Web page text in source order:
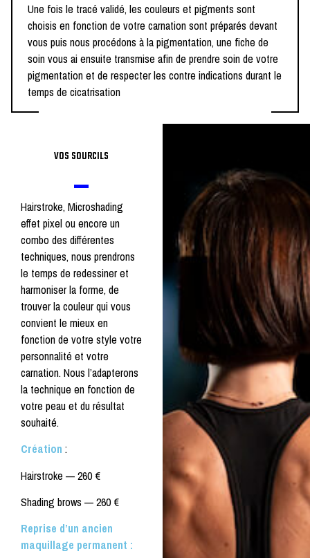
Une fois le tracé validé, les couleurs et pigments sont
choisis en fonction de votre carnation sont préparés devant
vous puis nous procédons à la pigmentation, une fiche de
soin vous ai ensuite transmise afin de prendre soin de votre
pigmentation et de respecter les contre indications durant le
temps de cicatrisation
VOS SOURCILS
Hairstroke, Microshading
effet pixel ou encore un
combo des différentes
techniques, nous prendrons
le temps de redessiner et
harmoniser la forme, de
trouver la couleur qui vous
convient le mieux en
fonction de votre style votre
personnalité et votre
carnation. Nous l’adapterons
la technique en fonction de
votre peau et du résultat
souhaité.
Création :
Hairstroke —260 €
Shading brows —260 €
Reprise d’un ancien
maquillage permanent :